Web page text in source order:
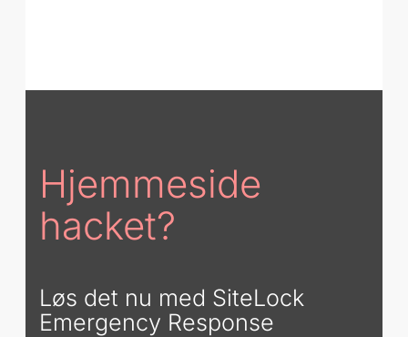
Hjemmeside
hacket?
Løs det nu med SiteLock
Emergency Response